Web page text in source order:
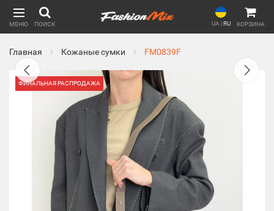
МЕНЮ ПОИСК UA |RU КОРЗИНА
Главная Кожаные сумки FM0839F
ФИНАЛЬНАЯ РАСПРОДАЖА